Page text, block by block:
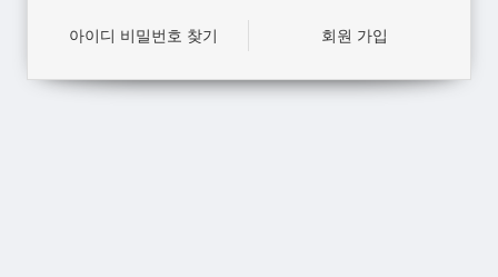
아이디 비밀번호 찾기 회원 가입